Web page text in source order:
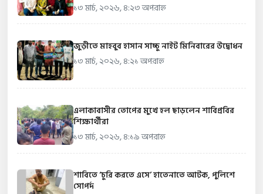
১৩ মার্চ, ২০২৬, ৪:২৩ অপরাহ্ন
জুড়ীতে মাহবুব হাসান সাচ্চু নাইট মিনিবারের উদ্বোধন
১৩ মার্চ, ২০২৬, ৪:২১ অপরাহ্ন
এলাকাবাসীর তোপের মুখে হল ছাড়লেন শাবিপ্রবির
শিক্ষার্থীরা
১৩ মার্চ, ২০২৬, ৪:১৯ অপরাহ্ন
শাবিতে ‘চুরি করতে এসে’ হাতেনাতে আটক, পুলিশে
সোপর্দ